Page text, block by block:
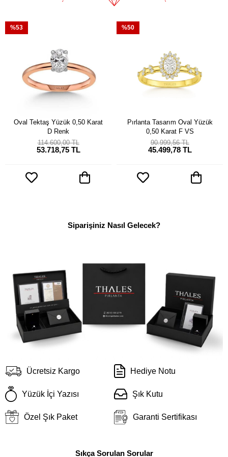
Oval Tektaş Yüzük 0,50 Karat
D Renk
53.718,75 TL
114.600,00 TL
%53
Pırlanta Tasarım Oval Yüzük
0,50 Karat F VS
45.499,78 TL
90.999,56 TL
%50
Siparişiniz Nasıl Gelecek?
Ücretsiz Kargo Hediye Notu
Yüzük İçi Yazısı Şık Kutu
Özel Şık Paket Garanti Sertifikası
Sıkça Sorulan Sorular